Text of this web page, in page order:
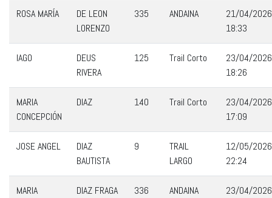
ROSA MARÍA
DE LEON
LORENZO
335 ANDAINA
21/04/2026
18:33
IAGO
DEUS
RIVERA
125 Trail Corto
23/04/2026
18:26
MARIA
CONCEPCIÓN
DIAZ 140 Trail Corto
23/04/2026
17:09
JOSE ANGEL
DIAZ
BAUTISTA
9
TRAIL
LARGO
12/05/2026
22:24
MARIA DIAZ FRAGA 336 ANDAINA
23/04/2026